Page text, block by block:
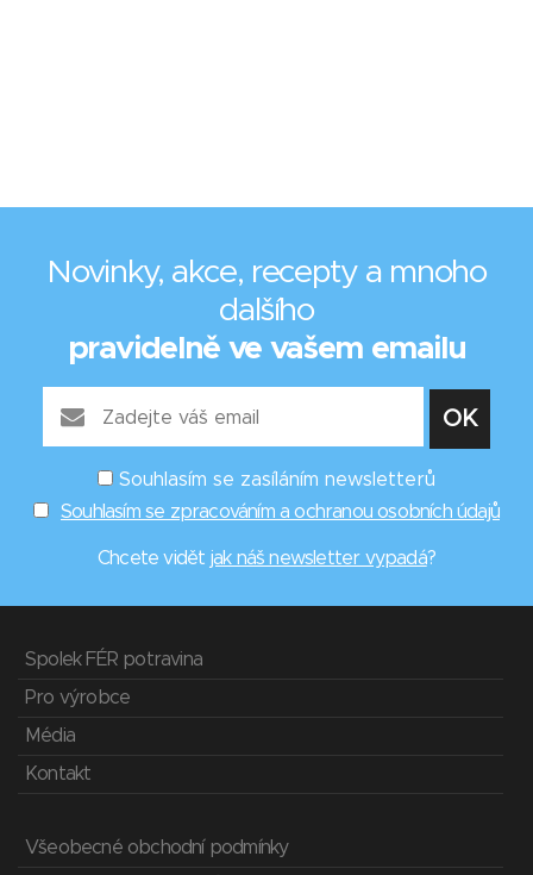
Novinky, akce, recepty a mnoho
dalšího
pravidelně ve vašem emailu
Souhlasím se zasíláním newsletterů
Souhlasím se zpracováním a ochranou osobních údajů
Chcete vidět jak náš newsletter vypadá?
Spolek FÉR potravina
Pro výrobce
Média
Kontakt
Všeobecné obchodní podmínky